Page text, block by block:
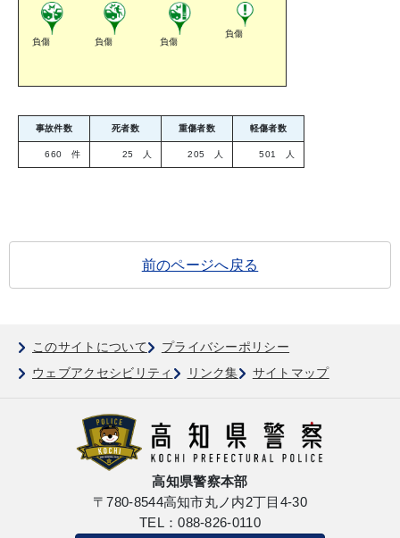
負傷 負傷 負傷
負傷
事故件数 死者数 重傷者数 軽傷者数
660 件 25 人 205 人 501 人
前のページへ戻る
このサイトについて
プライバシーポリシー
ウェブアクセシビリティ
リンク集 サイトマップ
高知県警察本部
〒780-8544高知市丸ノ内2丁目4-30
TEL：088-826-0110